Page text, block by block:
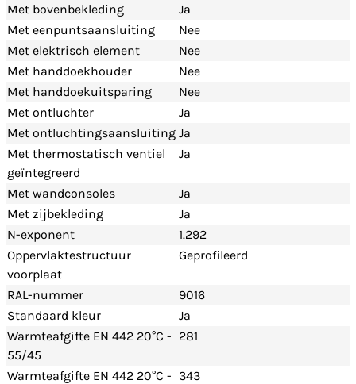
Met bovenbekleding
Ja
Met eenpuntsaansluiting
Nee
Met elektrisch element
Nee
Met handdoekhouder
Nee
Met handdoekuitsparing
Nee
Met ontluchter
Ja
Met ontluchtingsaansluiting Ja
Met thermostatisch ventiel
geïntegreerd
Ja
Met wandconsoles
Ja
Met zijbekleding
Ja
N-exponent
1.292
Oppervlaktestructuur
voorplaat
Geprofileerd
RAL-nummer
9016
Standaard kleur
Ja
Warmteafgifte EN 442 20°C -
55/45
281
Warmteafgifte EN 442 20°C - 343